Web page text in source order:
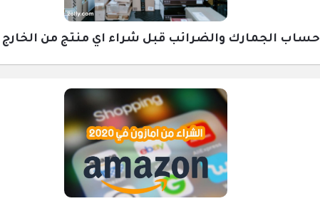
حساب الجمارك والضرائب قبل شراء اي منتج من الخارج 2020